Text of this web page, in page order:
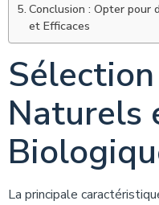
Conclusion : Opter pour
et Efficaces
Naturels
La principale